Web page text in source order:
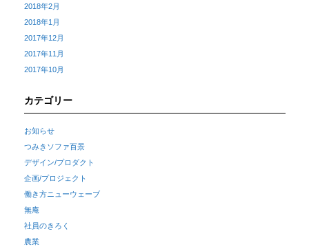
2018年2月
2018年1月
2017年12月
2017年11月
2017年10月
カテゴリー
お知らせ
つみきソファ百景
デザイン/プロダクト
企画/プロジェクト
働き方ニューウェーブ
無庵
社員のきろく
農業